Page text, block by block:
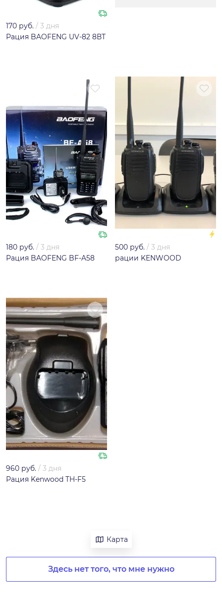
170 руб. / 3 дня
Рация BAOFENG UV-82 8ВТ
180 руб. / 3 дня
Рация BAOFENG BF-A58
500 руб. / 3 дня
рации KENWOOD
960 руб. / 3 дня
Рация Kenwood TH-F5
Карта
Здесь нет того, что мне нужно